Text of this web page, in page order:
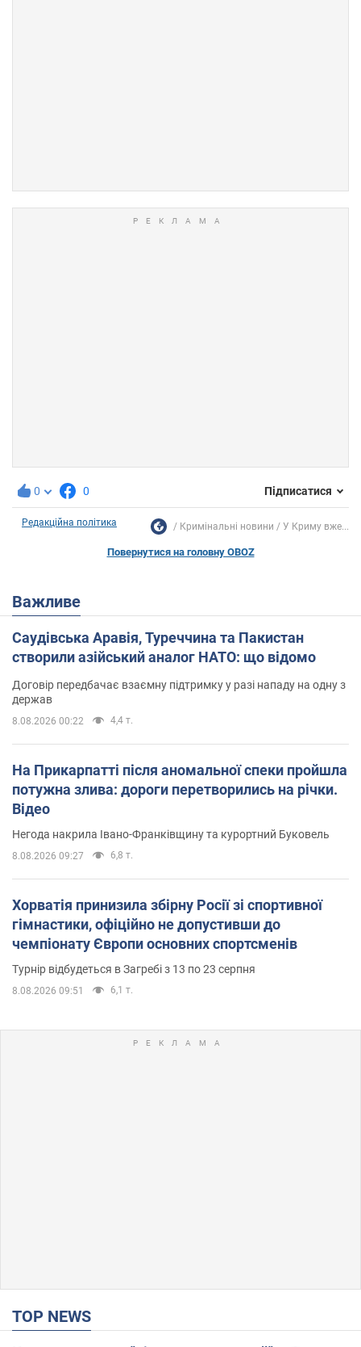
0 0 Підписатися
Редакційна політика Кримінальні новини У Криму вже...
Повернутися на головну OBOZ
Важливе
Саудівська Аравія, Туреччина та Пакистан
створили азійський аналог НАТО: що відомо
Договір передбачає взаємну підтримку у разі нападу на одну з
держав
8.08.2026 00:22 4,4 т.
На Прикарпатті після аномальної спеки пройшла
потужна злива: дороги перетворились на річки.
Відео
Негода накрила Івано-Франківщину та курортний Буковель
8.08.2026 09:27 6,8 т.
Хорватія принизила збірну Росії зі спортивної
гімнастики, офіційно не допустивши до
чемпіонату Європи основних спортсменів
Турнір відбудеться в Загребі з 13 по 23 серпня
8.08.2026 09:51 6,1 т.
TOP NEWS